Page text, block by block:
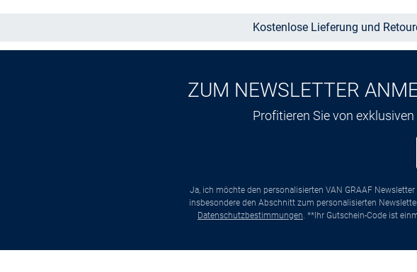
Kostenlose Lieferung und
ZUM NEWSLETTER
Profitieren Sie von
Ja, ich möchte den personalisierten VAN GRAAF
insbesondere den Abschnitt zum personalisierten
Datenschutzbestimmungen. **Ihr Gutschein-Code ist